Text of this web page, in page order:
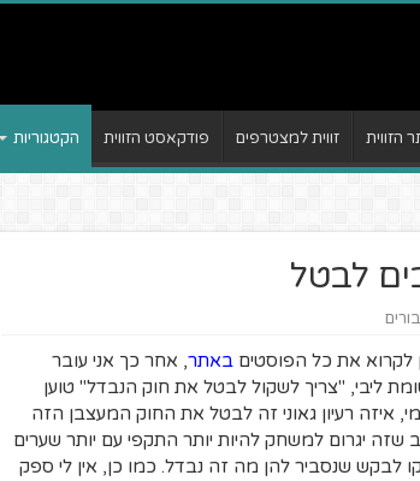
הזווית זווית למצטרפים פודקאסט הזווית הקטגוריות
לקרוא את כל הפוסטים באתר, אחר כך אני עובר
ליבי, "צריך לשקול לבטל את חוק הנבדל" טוען
איזה רעיון גאוני זה לבטל את החוק המעצבן הזה
שזה יגרום למשחק להיות יותר התקפי עם יותר שערים
לבקש שנסביר להן מה זה נבדל. כמו כן, אין לי ספק